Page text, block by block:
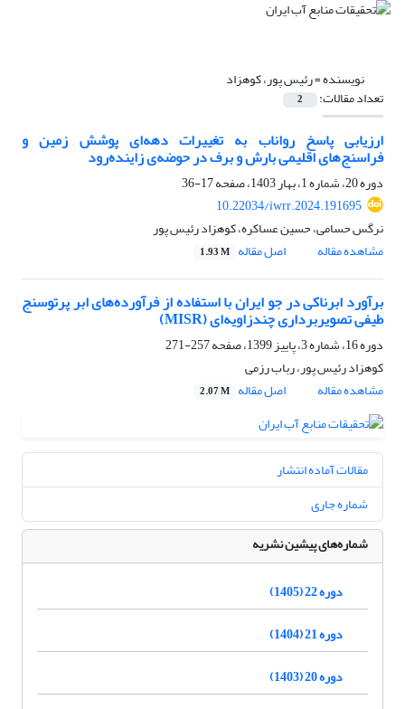
نویسنده =رئیس پور، کوهزاد
تعداد مقالات: 2
ارزیابی پاسخ رواناب به تغییرات دهه‌ای پوشش زمین و
فراسنج‌های اقلیمی بارش و برف در حوضه‌ی زاینده‌رود
دوره 20، شماره 1، بهار 1403، صفحه
17-36
10.22034/iwrr.2024.191695
نرگس حسامی، حسین عساکره، کوهزاد رئیس پور
مشاهده مقاله
اصل مقاله 1.93 M
برآورد ابرناکی در جو ایران با استفاده از فرآورده‌های ابر پرتوسنج
طیفی تصویربرداری چندزاویه‌ای (MISR)
دوره 16، شماره 3، پاییز 1399، صفحه
257-271
کوهزاد رئیس پور، رباب رزمی
مشاهده مقاله
اصل مقاله 2.07 M
مقالات آماده انتشار
شماره جاری
شماره‌های پیشین نشریه
دوره 22 (1405)
دوره 21 (1404)
دوره 20 (1403)